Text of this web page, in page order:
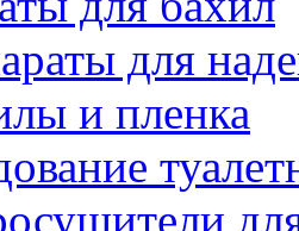
для
и пленка